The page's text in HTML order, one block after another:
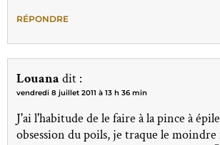
RÉPONDRE
Louana dit :
vendredi 8 juillet 2011 à 13 h 36 min
J'ai l'habitude de le faire à la pince à
obsession du poils, je traque le